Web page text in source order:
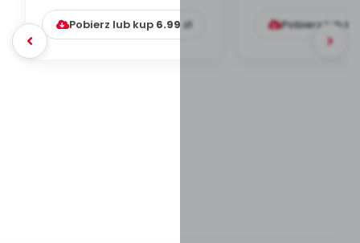
Pobierz lub kup 6.99 zł Pobierz lub